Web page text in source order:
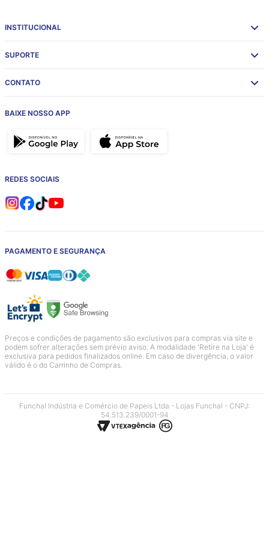
INSTITUCIONAL
SUPORTE
CONTATO
BAIXE NOSSO APP
REDES SOCIAIS
PAGAMENTO E SEGURANÇA
Preços e condições de pagamento são exclusivos para compras via site e
podem sofrer alterações sem prévio aviso. A modalidade 'Retire na Loja' é
exclusiva para pedidos finalizados online. Em caso de divergência, o valor
válido é o do Carrinho de Compras.
Funchal Indústria e Comércio de Papeis Ltda - Lojas Funchal - CNPJ:
54.513.239/0001-94